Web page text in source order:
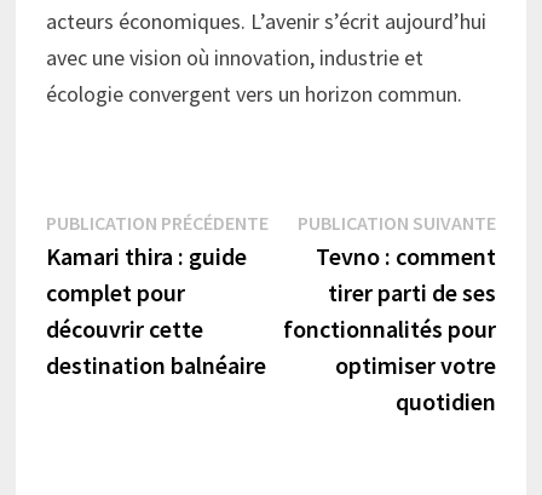
acteurs économiques. L’avenir s’écrit aujourd’hui
avec une vision où innovation, industrie et
écologie convergent vers un horizon commun.
Navigation
de
l’article
PUBLICATION PRÉCÉDENTEPublication
précédente :
Kamari thira : guide
complet pour
découvrir cette
destination balnéaire
PUBLICATION SUIVANTE
Tevno : comment
tirer parti de ses
fonctionnalités pour
optimiser votre
quotidien